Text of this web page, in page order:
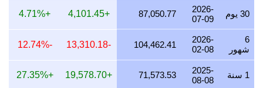
24 يوليو 2026 2,661,788.70
85,576.51
85,576,506.55
23 يوليو 2026 2,652,196.52
22 يوليو 2026 2,717,561.94
87,369.62
21 يوليو 2026 2,662,709.27
85,606.10
85,606,102.98
30 يوم
2026-
07-09
87,050.77
+4,101.45
+4.71%
6
شهور
2026-
02-08
104,462.41
-13,310.18
-12.74%
1 سنة
2025-
08-08
71,573.53
+19,578.70
+27.35%